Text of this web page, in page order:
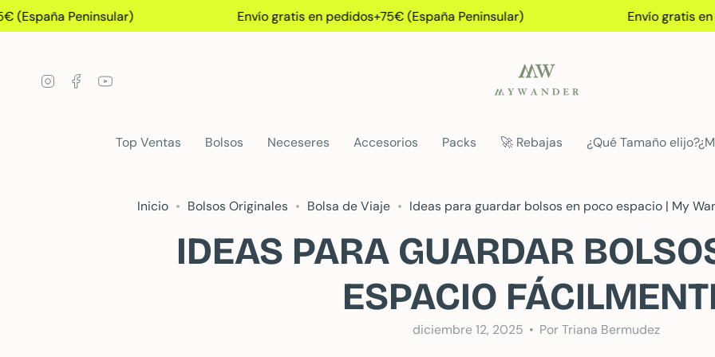
Ir
al
Peninsular) Envío gratis en pedidos+75€ (España Peninsular) Envío gratis en
InstagramFacebook
Top Ventas Bolsos Neceseres Accesorios Packs 🚀 Rebajas ¿Qué Tamaño
Inicio Bolsos Originales Bolsa de Viaje Ideas para guardar bolsos en poco espacio | My
IDEAS PARA GUARDAR
ESPACIO
diciembre 12, 2025 Por Triana Bermudez